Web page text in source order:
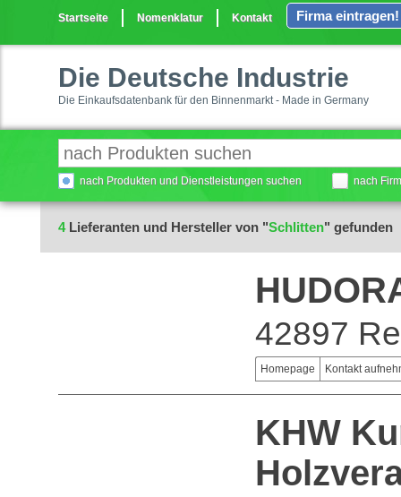
Startseite Nomenklatur Kontakt Firma eintragen!
Die Deutsche Industrie
Die Einkaufsdatenbank für den Binnenmarkt - Made in Germany
nach Produkten und Dienstleistungen suchen nach
4Lieferanten und Hersteller von "Schlitten" gefunden
42897
Homepage Kontakt
KHW